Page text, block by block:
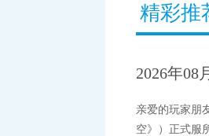
精彩推
2026年08
亲爱的玩家朋
空》）正式服